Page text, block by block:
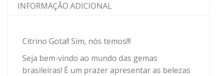
INFORMAÇÃO ADICIONAL
Citrino Gota!! Sim, nós temos!!!
Seja bem-vindo ao mundo das gemas
brasileiras! É um prazer apresentar as belezas